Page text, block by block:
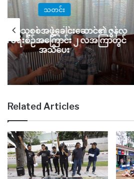
သတင်း
ပြည်သူ့စစ်အဖွဲ့ခေါင်းဆောင်၏ ဇွန်လ
း ခရီးစဉ်အကြောင်း ၂ လအကြာတွင်
အသိပေး
Related Articles